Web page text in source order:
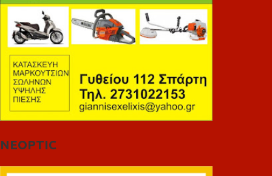
NEOPTIC